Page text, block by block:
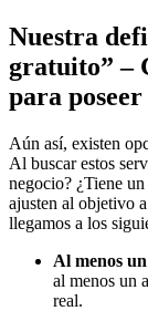
Nuestra
gratuito” –
para poseer
Aún así, existen
Al buscar estos
negocio? ¿Tiene
ajusten al objetivo
llegamos a los
Al menos
al menos un
real.